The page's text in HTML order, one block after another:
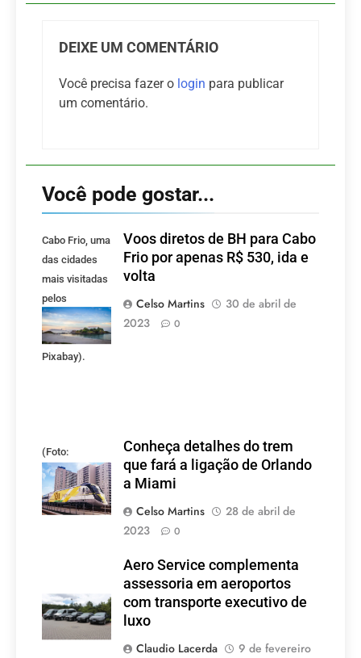
DEIXE UM COMENTÁRIO
Você precisa fazer o login para publicar
um comentário.
Você pode gostar...
Cabo Frio, uma
das cidades
mais visitadas
pelos
mineiros.
(Foto:
Pixabay).
Voos diretos de BH para Cabo
Frio por apenas R$ 530, ida e
volta
Celso Martins
30 de abril de
2023
0
(Foto:
divulgação)
Conheça detalhes do trem
que fará a ligação de Orlando
a Miami
Celso Martins
28 de abril de
2023
0
Aero Service complementa
assessoria em aeroportos
com transporte executivo de
luxo
Claudio Lacerda
9 de fevereiro